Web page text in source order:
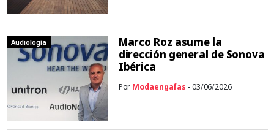
Audiología
Marco Roz asume la
dirección general de Sonova
Ibérica
Por Modaengafas - 03/06/2026